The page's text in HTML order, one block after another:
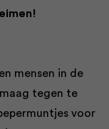
mensen in de
tegen te
voor